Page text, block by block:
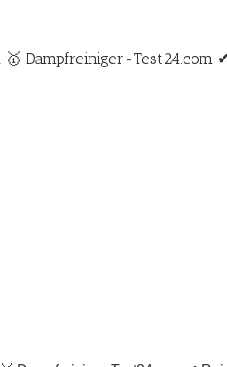
Dampfreiniger-Test24.com